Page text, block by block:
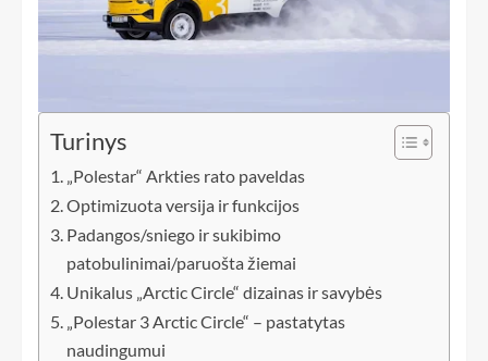
Turinys
„Polestar“ Arkties rato paveldas
Optimizuota versija ir funkcijos
Padangos/sniego ir sukibimo
patobulinimai/paruošta žiemai
Unikalus „Arctic Circle“ dizainas ir savybės
„Polestar 3 Arctic Circle“ – pastatytas
naudingumui